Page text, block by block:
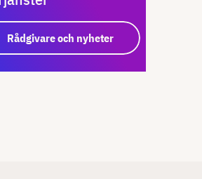
Rådgivare och nyheter